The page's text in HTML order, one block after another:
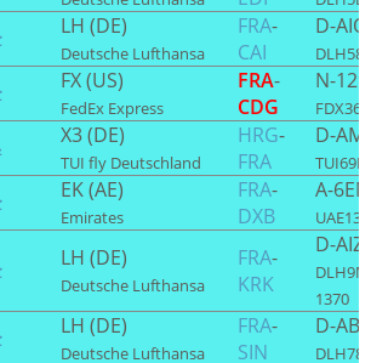
LH (DE)
Deutsche Lufthansa
FRA-
CAI
D-
FX (US)
FedEx Express
FRA-
CDG
N-
FDX36
X3 (DE)
TUI fly Deutschland
HRG-
FRA
D-
TUI69E
EK (AE)
Emirates
FRA-
DXB
A-
LH (DE)
Deutsche Lufthansa
FRA-
KRK
D-
1370
LH (DE)
Deutsche Lufthansa
FRA-
SIN
D-